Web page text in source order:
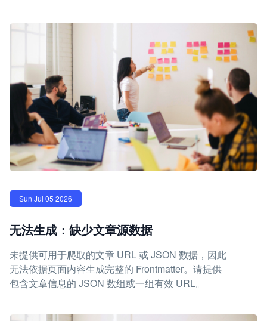
Sun Jul 05 2026
无法生成：缺少文章源数据
未提供可用于爬取的文章 URL 或 JSON 数据，因此
无法依据页面内容生成完整的 Frontmatter。请提供
包含文章信息的 JSON 数组或一组有效 URL。